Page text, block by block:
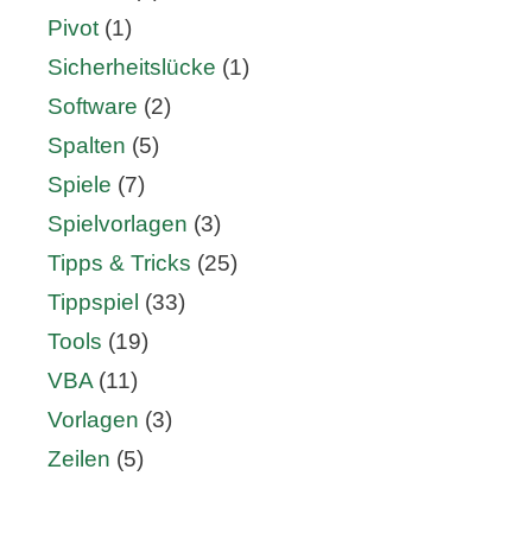
Pivot (1)
Sicherheitslücke (1)
Software (2)
Spalten (5)
Spiele (7)
Spielvorlagen (3)
Tipps & Tricks (25)
Tippspiel (33)
Tools (19)
VBA (11)
Vorlagen (3)
Zeilen (5)